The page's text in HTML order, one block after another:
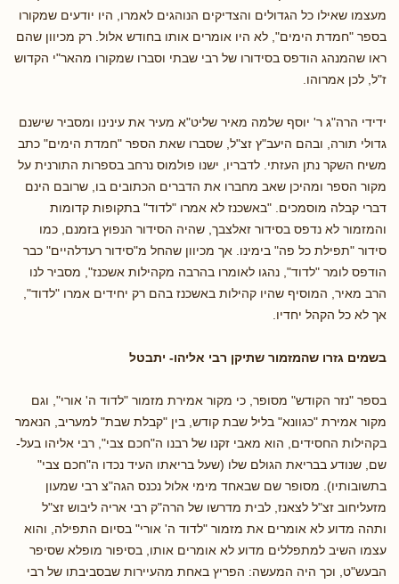
מעצמו שאילו כל הגדולים והצדיקים הנוהגים לאמרו, היו יודעים שמקורו
בספר "חמדת הימים", לא היו אומרים אותו בחודש אלול. רק מכיוון שהם
ראו שהמנהג הודפס בסידורו של רבי שבתי וסברו שמקורו מהאר"י הקדוש
ז"ל, לכן אמרוהו.
ידידי הרה"ג ר' יוסף שלמה מאיר שליט"א מעיר את עינינו ומסביר שישנם
גדולי תורה, ובהם היעב"ץ זצ"ל, שסברו שאת הספר "חמדת הימים" כתב
משיח השקר נתן העזתי. לדבריו, ישנו פולמוס נרחב בספרות התורנית על
מקור הספר ומהיכן שאב מחברו את הדברים הכתובים בו, שרובם הינם
דברי קבלה מוסמכים. "באשכנז לא אמרו "לדוד" בתקופות קדומות
והמזמור לא נדפס בסידור זאלצבך, שהיה הסידור הנפוץ בזמנם, כמו
סידור "תפילת כל פה" בימינו. אך מכיוון שהחל מ"סידור רעדלהיים" כבר
הודפס לומר "לדוד", נהגו לאומרו בהרבה מקהילות אשכנז", מסביר לנו
הרב מאיר, המוסיף שהיו קהילות באשכנז בהם רק יחידים אמרו "לדוד",
אך לא כל הקהל יחדיו.
בשמים גזרו שהמזמור שתיקן רבי אליהו- יתבטל
בספר "נזר הקודש" מסופר, כי מקור אמירת מזמור "לדוד ה' אורי", וגם
מקור אמירת "כגוונא" בליל שבת קודש, בין "קבלת שבת" למעריב, הנאמר
בקהילות החסידים, הוא מאבי זקנו של רבנו ה"חכם צבי", רבי אליהו בעל-
שם, שנודע בבריאת הגולם שלו (שעל בריאתו העיד נכדו ה"חכם צבי"
בתשובותיו). מסופר שם שבאחד מימי אלול נכנס הגה"צ רבי שמעון
מזעליחוב זצ"ל לצאנז, לבית מדרשו של הרה"ק רבי אריה ליבוש זצ"ל
ותהה מדוע לא אומרים את מזמור "לדוד ה' אורי" בסיום התפילה, והוא
עצמו השיב למתפללים מדוע לא אומרים אותו, בסיפור מופלא שסיפר
הבעש"ט, וכך היה המעשה: הפריץ באחת מהעיירות שבסביבתו של רבי